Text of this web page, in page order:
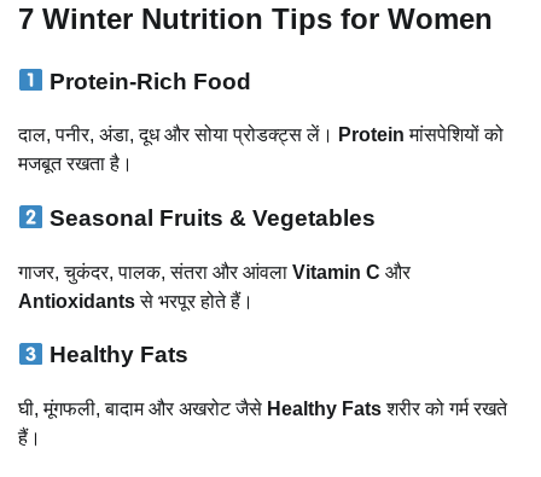
7 Winter Nutrition Tips for Women
Protein-Rich Food
दाल, पनीर, अंडा, दूध और सोया प्रोडक्ट्स लें। Protein मांसपेशियों को
मजबूत रखता है।
Seasonal Fruits & Vegetables
गाजर, चुकंदर, पालक, संतरा और आंवला Vitamin C और
Antioxidantsसे भरपूर होते हैं।
Healthy Fats
घी, मूंगफली, बादाम और अखरोट जैसे Healthy Fatsशरीर को गर्म रखते
हैं।